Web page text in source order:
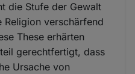
die Stufe der Gewalt
Religion verschärfend
These erhärten
gerechtfertigt, dass
Ursache von